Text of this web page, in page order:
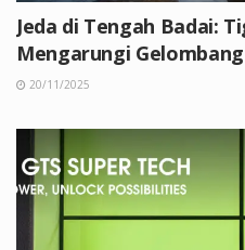
Jeda di Tengah Badai:
Mengarungi
20/11/2025